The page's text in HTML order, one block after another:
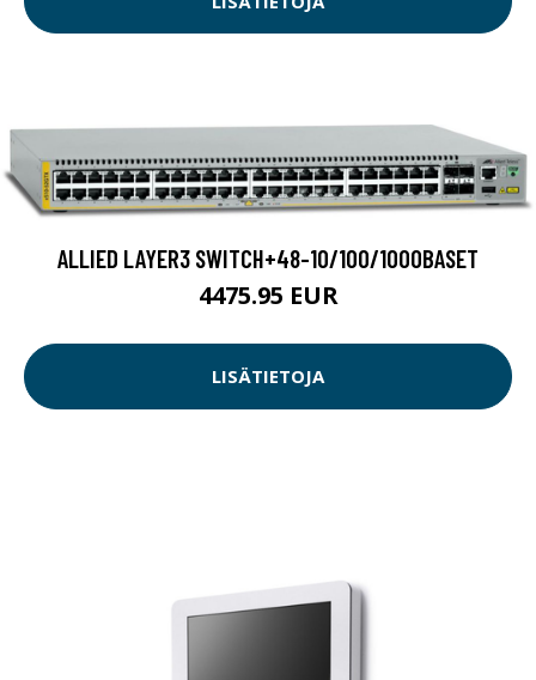
ALLIED LAYER3 SWITCH+48-10/100/1000BASET
4475.95 EUR
LISÄTIETOJA